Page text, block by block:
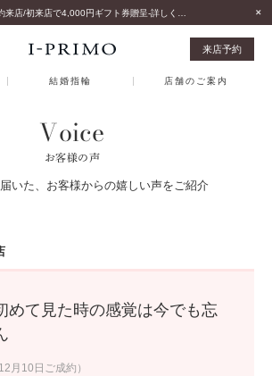
来店予約
結婚指輪 店舗のご案内
Voice
お客様の声
いた、お客様からの嬉しい声をご紹介
めて見た時の感覚は今でも忘
月10日ご成約）